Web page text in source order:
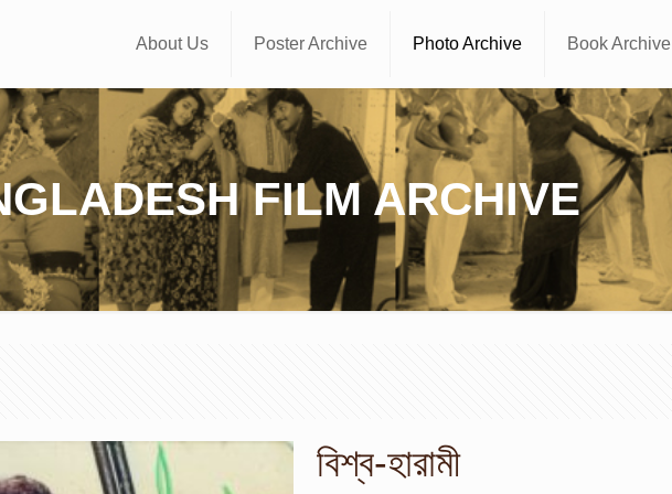
About Us Poster Archive Photo Archive Book Archive
FILM ARCHIVE
বিশ্ব-হারামী